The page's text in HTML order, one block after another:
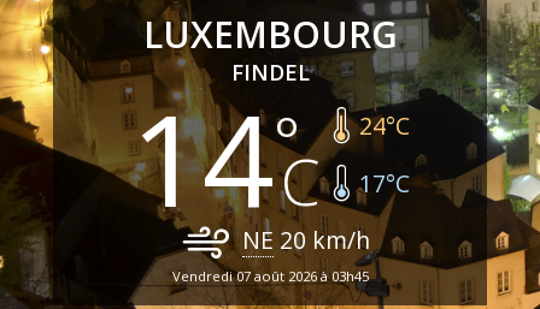
LUXEMBOURG
FINDEL
14 24°C
17°C
NE 20 km/h
Vendredi 07 août 2026 à 03h45